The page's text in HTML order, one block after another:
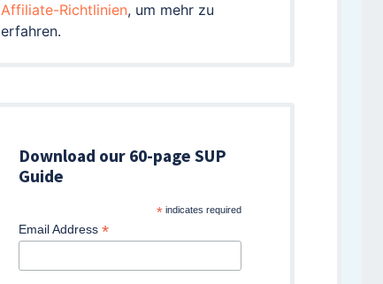
Affiliate-Richtlinien, um mehr zu
erfahren.
Download our 60-page SUP
Guide
* indicates required
Email Address *